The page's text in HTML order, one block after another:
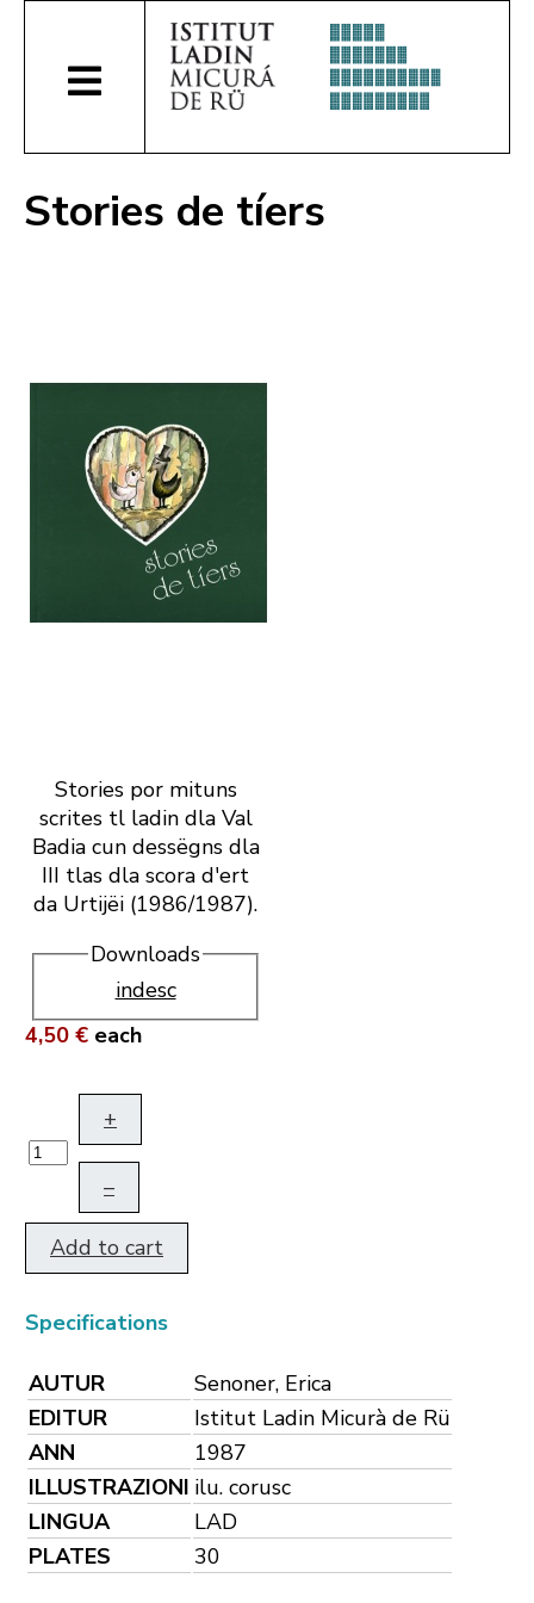
Stories de tíers
Stories por mituns
scrites tl ladin dla Val
Badia cun dessëgns dla
III tlas dla scora d'ert
da Urtijëi (1986/1987).
Downloads
indesc
4,50 € each
+
–
Add to cart
Specifications
AUTUR
Senoner, Erica
EDITUR
Istitut Ladin Micurà de Rü
ANN
1987
ILLUSTRAZIONI ilu. corusc
LINGUA
LAD
PLATES
30